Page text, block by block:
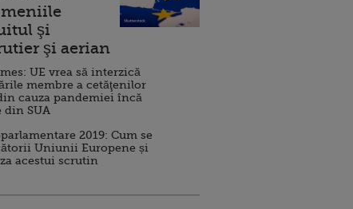
şi
şi aerian
UE vrea să interzică
membre a cetăţenilor
cauza pandemiei încă
din SUA
2019: Cum se
Uniunii Europene și
acestui scrutin